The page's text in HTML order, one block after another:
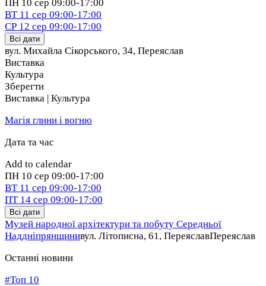
ПН 10 сер 09:00-17:00
ВТ 11 сер 09:00-17:00
СР 12 сер 09:00-17:00
Всі дати
вул. Михайла Сікорського, 34, Переяслав
Виставка
Культура
Зберегти
Виставка | Культура
Магія глини і вогню
Дата та час
Add to calendar
ПН 10 сер 09:00-17:00
ВТ 11 сер 09:00-17:00
ПТ 14 сер 09:00-17:00
Всі дати
Музей народної архітектури та побуту Середньої
Наддніпрянщинивул. Літописна, 61, ПереяславПереяслав
Останні новини
#Топ 10